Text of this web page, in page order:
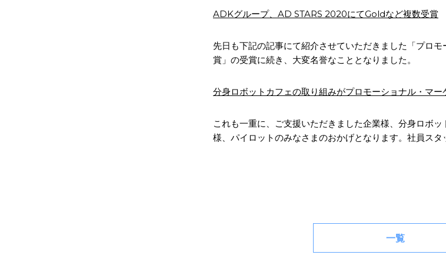
ADKグループ、AD STARS 2020にてGoldなど複数受賞
先日も下記の記事にて紹介させていただきました「プロ
賞」の受賞に続き、大変名誉なこととなりました。
分身ロボットカフェの取り組みがプロモーショナル・マー
これも一重に、ご支援いただきました企業様、分身ロボ
様、パイロットのみなさまのおかげとなります。社員スタ
一覧